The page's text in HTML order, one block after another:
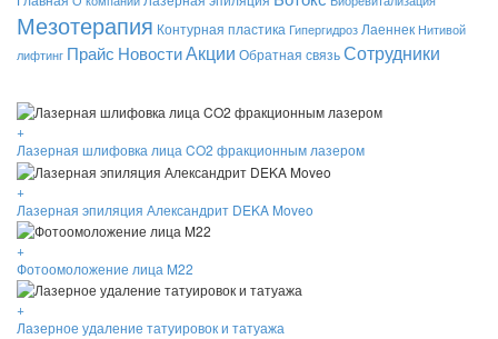
Мезотерапия Контурная пластика Гипергидроз Лаеннек Нитивой
лифтинг Прайс НовостиАкции Обратная связьСотрудники
+
Лазерная шлифовка лица CO2 фракционным лазером
+
Лазерная эпиляция Александрит DEKA Moveo
+
Фотоомоложение лица M22
+
Лазерное удаление татуировок и татуажа